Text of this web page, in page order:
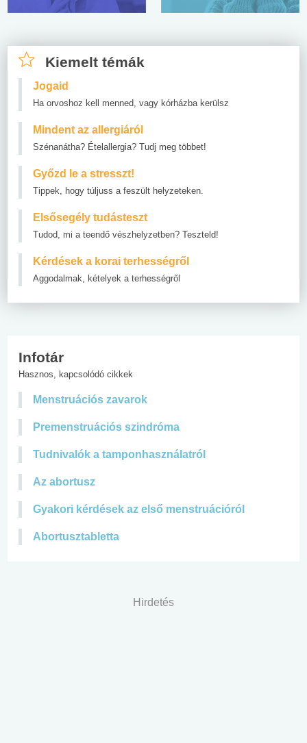
Kiemelt témák
Jogaid
Ha orvoshoz kell menned, vagy kórházba kerülsz
Mindent az allergiáról
Szénanátha? Ételallergia? Tudj meg többet!
Győzd le a stresszt!
Tippek, hogy túljuss a feszült helyzeteken.
Elsősegély tudásteszt
Tudod, mi a teendő vészhelyzetben? Teszteld!
Kérdések a korai terhességről
Aggodalmak, kételyek a terhességről
Infotár
Hasznos, kapcsolódó cikkek
Menstruációs zavarok
Premenstruációs szindróma
Tudnivalók a tamponhasználatról
Az abortusz
Gyakori kérdések az első menstruációról
Abortusztabletta
Hirdetés